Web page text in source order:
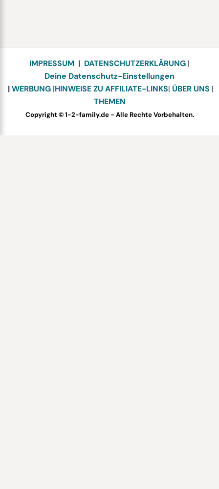
IMPRESSUM | DATENSCHUTZERKLÄRUNG |
Deine Datenschutz-Einstellungen
|WERBUNG |HINWEISE ZU AFFILIATE-LINKS| ÜBER UNS |
THEMEN
Copyright © 1-2-family.de - Alle Rechte Vorbehalten.